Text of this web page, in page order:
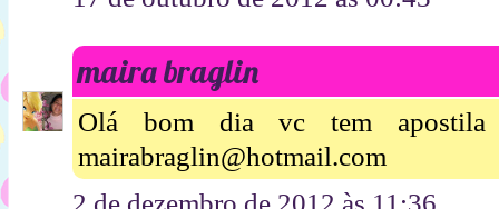
maira braglin
Olá bom dia vc tem apostila
mairabraglin@hotmail.com
2 de dezembro de 2012 às 11:36